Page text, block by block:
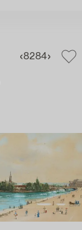
8284